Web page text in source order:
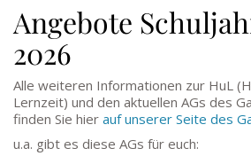
Angebote
2026
Alle weiteren Informationen zur HuL
Lernzeit) und den aktuellen AGs des
finden Sie hier auf unserer Seite des
u.a. gibt es diese AGs für euch: